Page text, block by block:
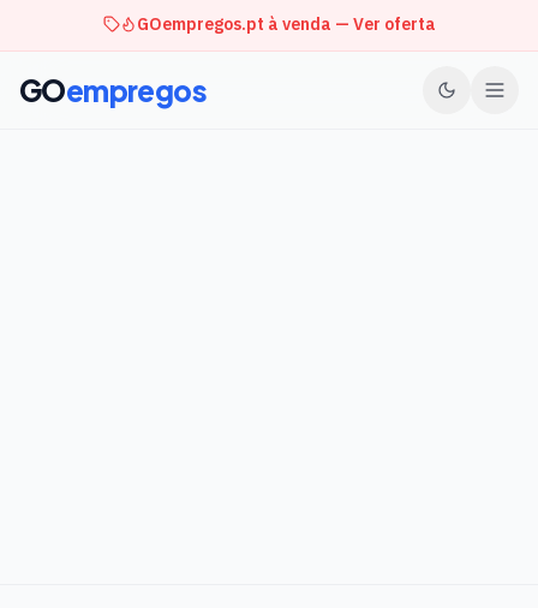
GOempregos.pt à venda — Ver oferta
GOempregos